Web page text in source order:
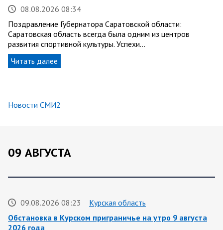
08.08.2026 08:34
Поздравление Губернатора Саратовской области:
Саратовская область всегда была одним из центров
развития спортивной культуры. Успехи…
Читать далее
Новости СМИ2
09 АВГУСТА
09.08.2026 08:23
Курская область
Обстановка в Курском приграничье на утро 9 августа
2026 года